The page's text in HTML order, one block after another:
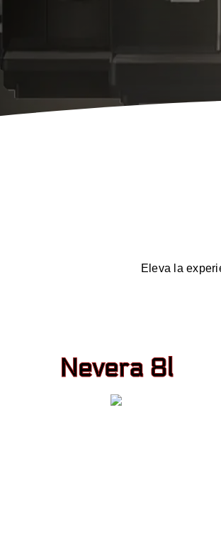
para Ho.Re.Ca Máquinas
Eleva la
Nevera 8l